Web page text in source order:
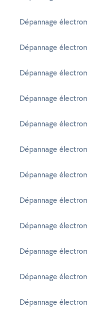
Dépannage
Dépannage
Dépannage
Dépannage
Dépannage
Dépannage
Dépannage
Dépannage
Dépannage
Dépannage
Dépannage
Dépannage